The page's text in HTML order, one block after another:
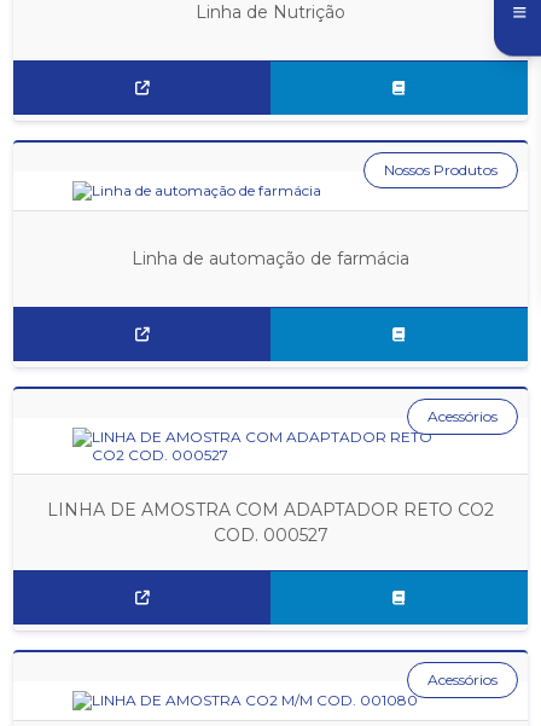
Linha de Nutrição
Linha de automação de farmácia
Nossos Produtos
LINHA DE AMOSTRA COM ADAPTADOR RETO CO2
COD. 000527
Acessórios
Acessórios